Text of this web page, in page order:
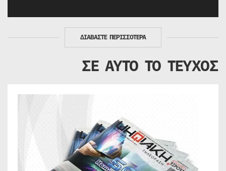
ΔΙΑΒΑΣΤΕ ΠΕΡΙΣΣΟΤΕΡΑ
ΣΕ ΑΥΤΟ ΤΟ ΤΕΥΧΟΣ